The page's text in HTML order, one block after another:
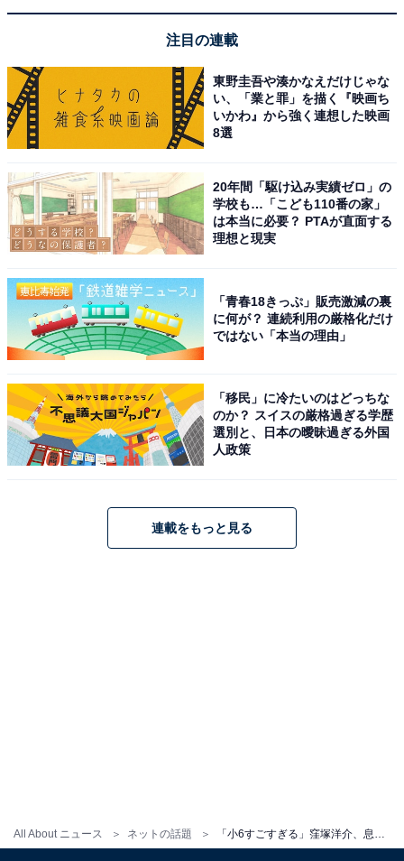
All About ニュース ネットの話題
注目の連載
東野圭吾や湊かなえだけじゃな
い、「業と罪」を描く『映画ち
いかわ』から強く連想した映画
8選
20年間「駆け込み実績ゼロ」の
学校も…「こども110番の家」
は本当に必要？ PTAが直面する
理想と現実
「青春18きっぷ」販売激減の裏
に何が？ 連続利用の厳格化だけ
ではない「本当の理由」
「移民」に冷たいのはどっちな
のか？ スイスの厳格過ぎる学歴
選別と、日本の曖昧過ぎる外国
人政策
連載をもっと見る